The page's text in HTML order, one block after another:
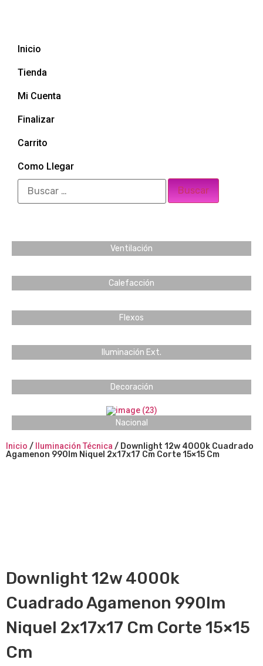
Inicio
Tienda
Mi Cuenta
Finalizar
Carrito
Como Llegar
Ventilación
Calefacción
Flexos
Iluminación Ext.
Decoración
Nacional
Inicio / Iluminación Técnica/ Downlight 12w 4000k Cuadrado
Agamenon 990lm Niquel 2x17x17 Cm Corte 15×15 Cm
Downlight 12w 4000k
Cuadrado Agamenon 990lm
Niquel 2x17x17 Cm Corte 15×15
Cm